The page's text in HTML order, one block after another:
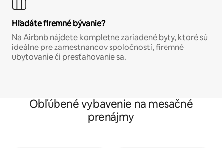
Hľadáte firemné bývanie?
Na Airbnb nájdete kompletne zariadené byty, ktoré sú
ideálne pre zamestnancov spoločností, firemné
ubytovanie či presťahovanie sa.
Obľúbené vybavenie na mesačné
prenájmy